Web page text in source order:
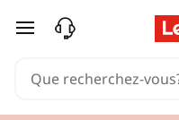
passer au contenu